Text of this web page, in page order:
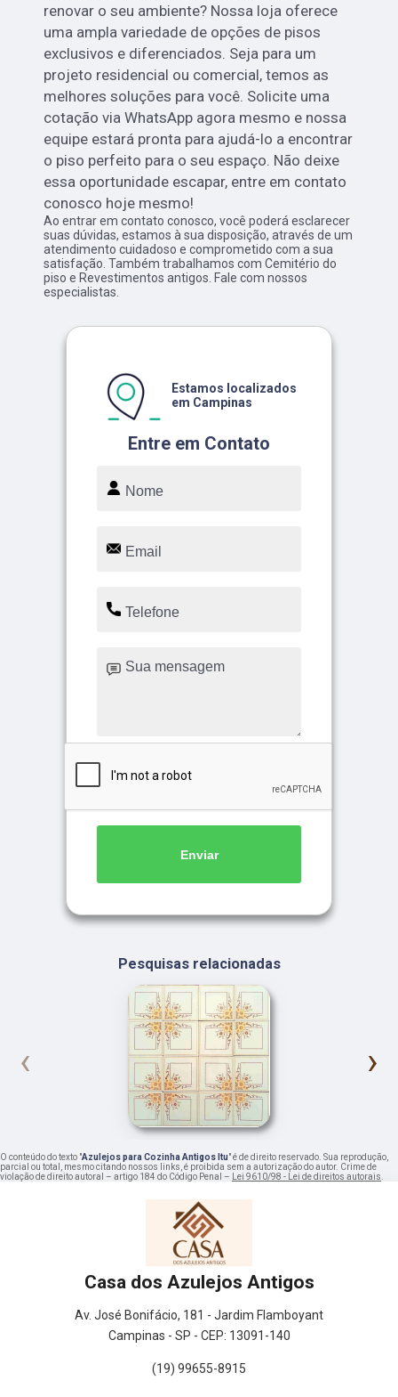
renovar o seu ambiente? Nossa loja oferece
uma ampla variedade de opções de pisos
exclusivos e diferenciados. Seja para um
projeto residencial ou comercial, temos as
melhores soluções para você. Solicite uma
cotação via WhatsApp agora mesmo e nossa
equipe estará pronta para ajudá-lo a encontrar
o piso perfeito para o seu espaço. Não deixe
essa oportunidade escapar, entre em contato
conosco hoje mesmo!
Ao entrar em contato conosco, você poderá esclarecer
suas dúvidas, estamos à sua disposição, através de um
atendimento cuidadoso e comprometido com a sua
satisfação. Também trabalhamos com Cemitério do
piso e Revestimentos antigos. Fale com nossos
especialistas.
Entre em Contato
Estamos localizados
em Campinas
Enviar
Pesquisas relacionadas
‹ ›
O conteúdo do texto "Azulejos para Cozinha Antigos Itu" é de direito reservado. Sua reprodução,
parcial ou total, mesmo citando nossos links, é proibida sem a autorização do autor. Crime de
violação de direito autoral – artigo 184 do Código Penal –
Lei 9610/98 - Lei de direitos autorais
Casa dos Azulejos Antigos
Av. José Bonifácio, 181 - Jardim Flamboyant
Campinas - SP - CEP: 13091-140
(19) 99655-8915